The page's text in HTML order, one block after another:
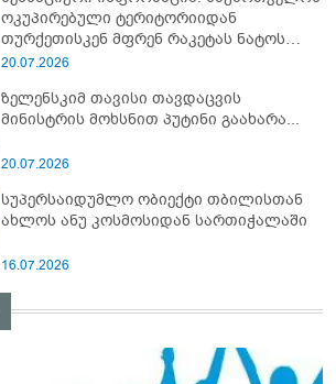
ოკუპირებული ტერიტორიიდან
თურქეთისკენ მფრენ რაკეტას ნატოს
სამიტი კინაღამ ჩაუშლია
20.07.2026
ზელენსკიმ თავისი თავდაცვის
მინისტრის მოხსნით პუტინი გაახარა...
20.07.2026
სუპერსაიდუმლო ობიექტი თბილისთან
ახლოს ანუ კოსმოსიდან სართიჭალაში
16.07.2026